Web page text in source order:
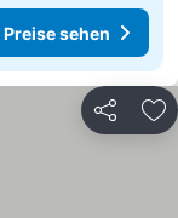
Preise sehen
Teilen